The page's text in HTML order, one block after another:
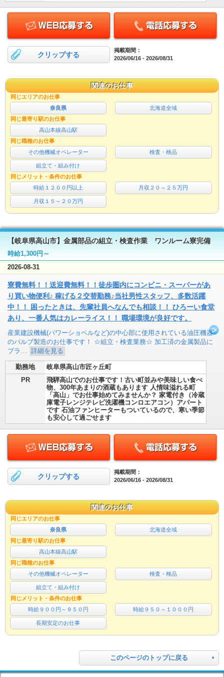
クリップする
掲載期間：
2026/06/16 - 2026/08/31
関連のお仕事
同じエリアのお仕事
奈良県
北海道全域
同じ最寄り駅のお仕事
高山本線高山駅
同じ職種のお仕事
その他機械オペレーター
検査・検品
組立て・組み付け
同じメリット・条件のお仕事
時給１２００円以上
月収２０～２５万円
月収１５～２０万円
【岐阜県高山市】金属部品の組立・検査作業 ワンルーム寮完備
時給1,300円～
2026-08-31
寮費無料！！送迎費無料！！徒歩圏内にコンビニ・スーパーがあ
り買い物便利♪ 稼げる２交替勤務♪当社男性スタッフ、多数活躍
中！！ 困ったときは、先輩社員へなんでも相談！！ ひろーい食堂
あり、一番人気はカレーライス！！ 職場環境が良好です。
産業建設機械(パワーショベルなど)の中心部に使用されている油圧機器
のバルブ製造のお仕事です！ ☆組立・検査業務☆ 加工済の金属製品に
プラ…
詳細を見る
勤務地
岐阜県高山市匠ヶ丘町
PR
飛騨高山でのお仕事です！古い町並みや美味しい食べ
物、300年あまりの酒蔵もあります 人情味溢れる町
「高山」でお仕事始めてみませんか？ 家電付き（冷蔵
庫電子レンジテレビ洗濯機コンロエアコン）アパート
です 石油ファンヒーターもついているので、寒い季節
も安心して過ごせます
クリップする
掲載期間：
2026/06/16 - 2026/08/31
関連のお仕事
同じエリアのお仕事
奈良県
北海道全域
同じ最寄り駅のお仕事
高山本線高山駅
同じ職種のお仕事
その他機械オペレーター
検査・検品
組立て・組み付け
同じメリット・条件のお仕事
時給９００円～９５０円
時給９５０～１０００円
長期安定のお仕事
このページのトップに戻る